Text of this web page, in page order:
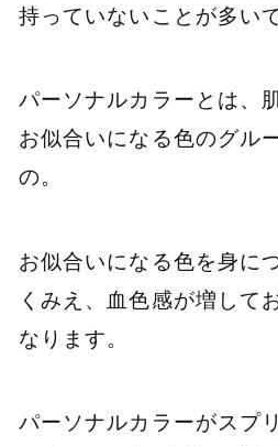
持っていないことが多い
パーソナルカラーとは、
お似合いになる色のグル
の。
お似合いになる色を身に
くみえ、血色感が増して
なります。
パーソナルカラーがスプ